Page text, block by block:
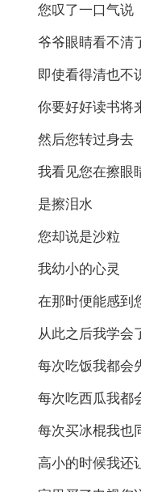
您叹了一口气说
爷爷眼睛看不清
即使看得清也不
你要好好读书将
然后您转过身去
我看见您在擦眼
是擦泪水
您却说是沙粒
我幼小的心灵
在那时便能感到
从此之后我学会
每次吃饭我都会
每次吃西瓜我都
每次买冰棍我也
高小的时候我还